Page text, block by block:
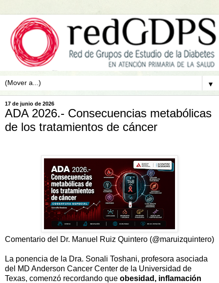
▼
17 de junio de 2026
ADA 2026.- Consecuencias metabólicas
de los tratamientos de cáncer
Comentario del Dr. Manuel Ruiz Quintero (@maruizquintero)
La ponencia de la Dra. Sonali Toshani, profesora asociada
del MD Anderson Cancer Center de la Universidad de
Texas, comenzó recordando que obesidad, inflamación